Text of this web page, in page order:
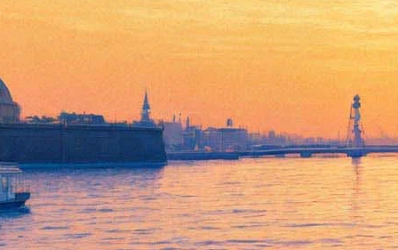
Версия для печати
Студия Lucasfilm заморозила работу над фильмом про Оби-
Вана Кеноби и другими спин-оффами «Звездных войн». Как
сообщает порталColliderсо ссылкой на собственные
источники в индустрии, вместо создания историй о прошлом
компания сосредоточится на съемках новой «автономной»
трилогии по мотивам классического фильма Джорджа Лукаса.